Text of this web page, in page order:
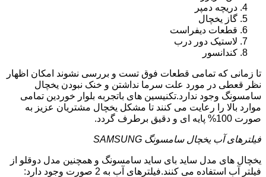
دریچه دمپر
گاز یخچال
قطعات دیفراست
لاستیک دور درب
کندانسور
تا زمانی که تمامی قطعات فوق تست و بررسی نشوند امکان اظهار
نظر قعطی در مورد علت سرما نداشتن و خنک نبودن یخچال
سامسونگ وجود ندارد.تکنیسین های باتجربه بلوار خوردین تمامی
موارد بالا را رعایت می کنند تا مشکل یخچال مشتریان عزیز به
صورت 100% پایه ای و دقیق برطرف گردد.
فیلترهای آب یخچال سامسونگ SAMSUNG
یخچال های مدل ساید بای ساید سامسونگ و همچنین مدل دوقلو از
فیلتر آب استفاده می کنند.فیلترهای آب به 2 صورت وجود دارد: